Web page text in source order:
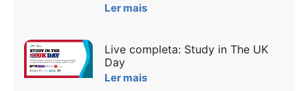
Ler mais
Live completa: Study in The UK
Day
Ler mais